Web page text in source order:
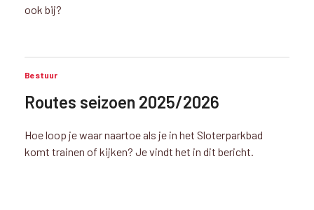
ook bij?
Bestuur
Routes seizoen 2025/2026
Hoe loop je waar naartoe als je in het Sloterparkbad
komt trainen of kijken? Je vindt het in dit bericht.